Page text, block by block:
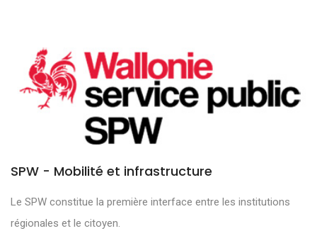
SPW - Mobilité et infrastructure
Le SPW constitue la première interface entre les institutions
régionales et le citoyen.